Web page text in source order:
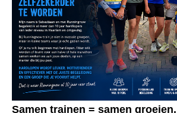
Samen trainen = samen groeien.